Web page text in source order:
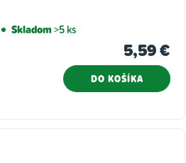
Skladom>5 ks
5,59 €
DO KOŠÍKA